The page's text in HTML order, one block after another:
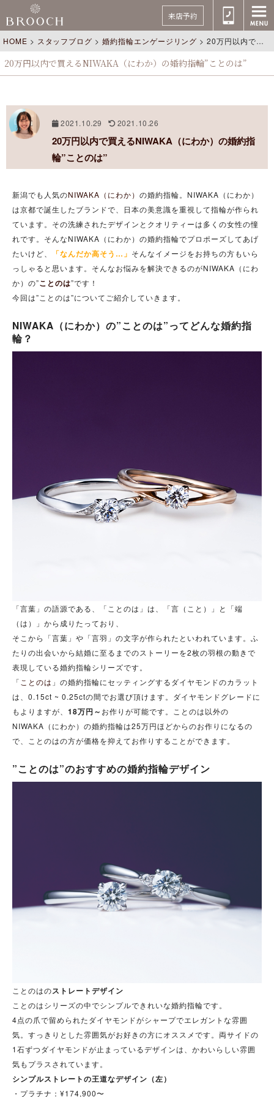
来店予約
HOME > スタッフブログ >婚約指輪エンゲージリング >20万円以内で買えるNIWAKA（にわか）の婚約指輪”ことのは”
20万円以内で買えるNIWAKA（にわか）の婚約指輪”ことのは”
2021.10.29 2021.10.26
20万円以内で買えるNIWAKA（にわか）の婚約指
輪”ことのは”
新潟でも人気のNIWAKA（にわか） の婚約指輪。NIWAKA（にわか）
は京都で誕生したブランドで、日本の美意識を重視して指輪が作られ
ています。その洗練されたデザインとクオリティーは多くの女性の憧
れです。そんなNIWAKA（にわか）の婚約指輪でプロポーズしてあげ
たいけど、
「なんだか高そう…」 そんなイメージをお持ちの方もいら
っしゃると思います。そんなお悩みを解決できるのがNIWAKA（にわ
か）の”ことのは”です！
今回は”ことのは”についてご紹介していきます。
NIWAKA（にわか）の”ことのは”ってどんな婚約指
輪？
「言葉」の語源である、「ことのは」は、「言（こと）」と「端
（は）」から成りたっており、
そこから「言葉」や「言羽」の文字が作られたといわれています。ふ
たりの出会いから結婚に至るまでのストーリーを2枚の羽根の動きで
表現している婚約指輪シリーズです。
「 ことのは 」の婚約指輪にセッティングするダイヤモンドのカラット
は、0.15ct ~ 0.25ctの間でお選び頂けます。ダイヤモンドグレードに
もよりますが、 18万円～ お作りが可能です。ことのは以外の
NIWAKA（にわか）の婚約指輪は25万円ほどからのお作りになるの
で、ことのはの方が価格を抑えてお作りすることができます。
”ことのは”のおすすめの婚約指輪デザイン
ことのはのストレートデザイン
ことのはシリーズの中でシンプルできれいな婚約指輪です。
4点の爪で留められたダイヤモンドがシャープでエレガントな雰囲
気。すっきりとした雰囲気がお好きの方にオススメです。両サイドの
1石ずつダイヤモンドが止まっているデザインは、かわいらしい雰囲
気もプラスされています。
シンプルストレートの王道なデザイン（左）
・プラチナ：¥174,900〜